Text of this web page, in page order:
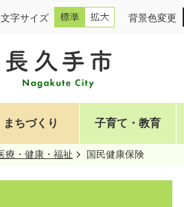
文字サイズ 背景色変更
まちづくり 子育て・教育
療・健康・福祉 国民健康保険